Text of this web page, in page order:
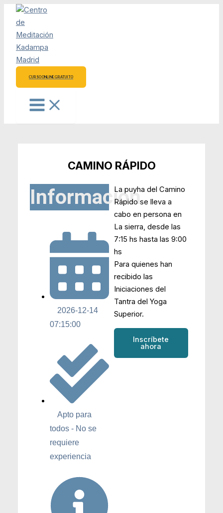
contenido
CURSO ONLINE GRATUITO
CAMINO RÁPIDO
Información
2026-12-14
07:15:00
Apto para
todos - No se
requiere
experiencia
La puyha del Camino
Rápido se lleva a
cabo en persona en
La sierra, desde las
7:15 hs hasta las 9:00
hs
Para quienes han
recibido las
Iniciaciones del
Tantra del Yoga
Superior.
Inscríbete
ahora